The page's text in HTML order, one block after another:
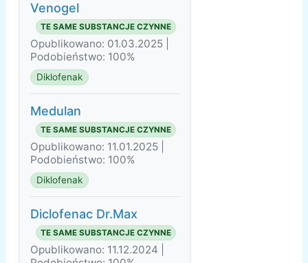
Venogel
TE SAME SUBSTANCJE CZYNNE
Opublikowano: 01.03.2025 |
Podobieństwo: 100%
Diklofenak
Medulan
TE SAME SUBSTANCJE CZYNNE
Opublikowano: 11.01.2025 |
Podobieństwo: 100%
Diklofenak
Diclofenac Dr.Max
TE SAME SUBSTANCJE CZYNNE
Opublikowano: 11.12.2024 |